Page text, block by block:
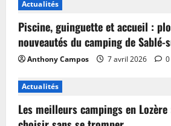
Actualités
Piscine, guinguette et accueil :
nouveautés du camping de Sablé-
Anthony Campos 7 avril 2026 0
Actualités
Les meilleurs campings en